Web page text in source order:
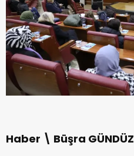
Haber \ Büşra GÜNDÜZ